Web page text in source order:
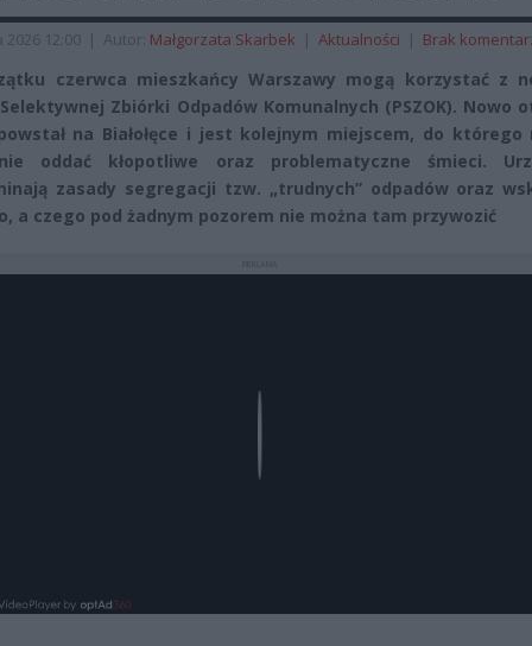
2026 12:00 | Autor: Małgorzata Skarbek | Aktualności | Brak
czerwca mieszkańcy Warszawy mogą korzystać z
Zbiórki Odpadów Komunalnych (PSZOK). Nowo
na Białołęce i jest kolejnym miejscem, do którego
oddać kłopotliwe oraz problematyczne śmieci.
zasady segregacji tzw. „trudnych” odpadów oraz
a czego pod żadnym pozorem nie można tam przywozić